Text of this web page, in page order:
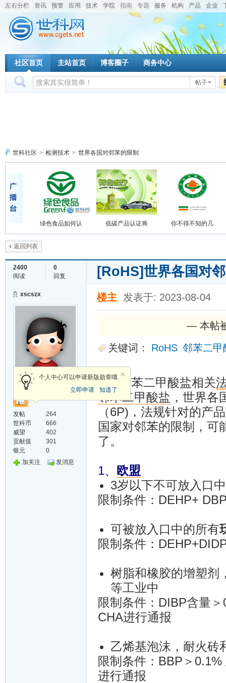
左右分栏 资讯 预警 应用 技术 学院 指南 专题 服务 机构 产品 企业
社区首页 主站首页 博客圈子 商务中心
帖子
世科社区 > 检测技术 > 世界各国对邻苯的限制
绿色食品如何认 低碳产品认证将 你不得不知的几
返回列表
2400
阅读
0
回复
[RoHS]世界各国对
xscszx
荣誉会员 个人中心可以申请新版勋章哦
立即申请
知道了
发帖
264
世科币
666
威望
402
贡献值
301
银元
0
加关注
发消息
楼主 发表于: 2023-08-04
— 本帖
关键词： RoHS 邻苯二甲
邻苯二甲酸盐相关
邻苯二甲酸盐 ，世界
（6P)，法规针对的产
国家对邻苯的限制，可
了。
1、
欧盟
3岁以下不可放入口
限制条件：DEHP+
可被放入口中的所有
限制条件：
树脂和橡胶的增塑剂
等工业中
限制条件：DIBP含量
CHA进行通报
乙烯基泡沫，耐火砖
限制条件：BBP＞
进行通报